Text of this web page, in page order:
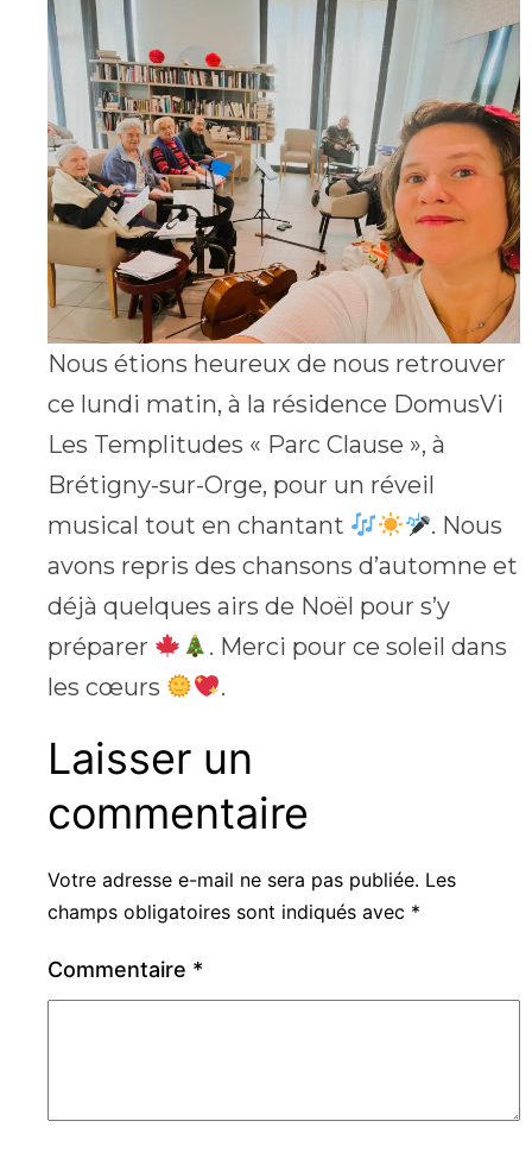
Nous étions heureux de nous retrouver
ce lundi matin, à la résidence DomusVi
Les Templitudes « Parc Clause », à
Brétigny-sur-Orge, pour un réveil
musical tout en chantant
. Nous
avons repris des chansons d’automne et
déjà quelques airs de Noël pour s’y
préparer
. Merci pour ce soleil dans
les cœurs
.
Laisser un
commentaire
Votre adresse e-mail ne sera pas publiée. Les
champs obligatoires sont indiqués avec *
Commentaire *